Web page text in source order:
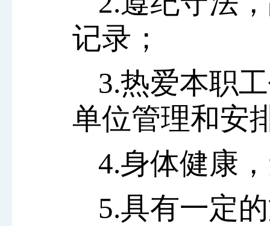
记录；
3.热爱本职
单位管理和安
4.身体健康
5.具有一定